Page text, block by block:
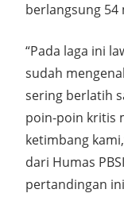
berlangsung 54
“Pada laga ini
sudah
sering berlatih
poin-poin kritis
ketimbang
dari Humas
pertandingan